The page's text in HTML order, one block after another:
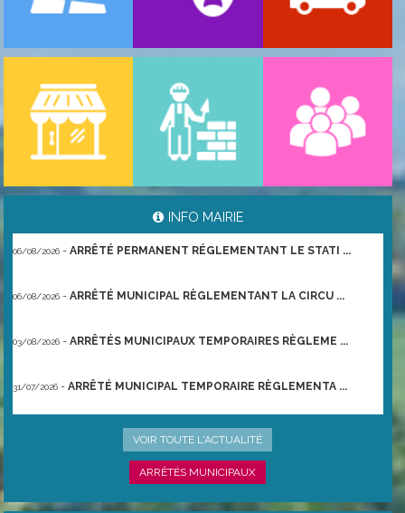
INFO MAIRIE
06/08/2026 ARRÊTÉ PERMANENT RÉGLEMENTANT LE STATI ...
06/08/2026 ARRÊTÉ MUNICIPAL RÈGLEMENTANT LA CIRCU ...
03/08/2026 ARRÊTÉS MUNICIPAUX TEMPORAIRES RÈGLEME ...
31/07/2026 ARRÊTÉ MUNICIPAL TEMPORAIRE RÈGLEMENTA ...
ARRÊTÉ PRÉFECTORAL DU 21/06/2026 TEMPO ...
VOIR TOUTE L'ACTUALITÉ
ARRÊTÉS MUNICIPAUX